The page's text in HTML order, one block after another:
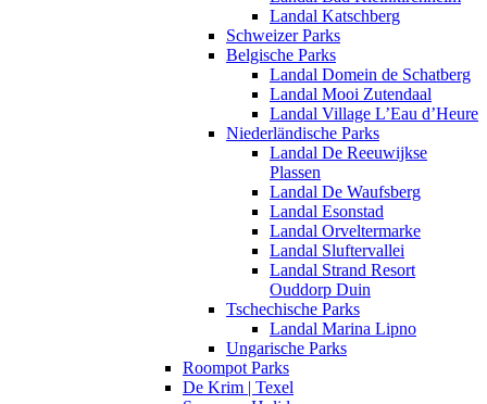
Landal Katschberg
Schweizer Parks
Belgische Parks
Landal Domein de Schatberg
Landal Mooi Zutendaal
Landal Village L’Eau d’Heure
Niederländische Parks
Landal De Reeuwijkse
Plassen
Landal De Waufsberg
Landal Esonstad
Landal Orveltermarke
Landal Sluftervallei
Landal Strand Resort
Ouddorp Duin
Tschechische Parks
Landal Marina Lipno
Ungarische Parks
Roompot Parks
De Krim | Texel